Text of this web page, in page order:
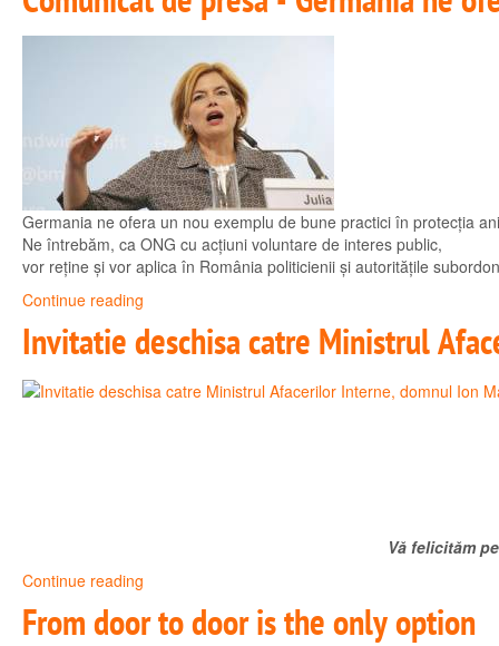
Germania ne ofera un nou exemplu de bune practici în protecția
Ne întrebăm, ca ONG cu acțiuni voluntare de interes public,
vor reține și vor aplica în România politicienii și autoritățile
Continue reading
Invitatie deschisa catre Ministrul
Vă felicităm
Continue reading
From door to door is the only option